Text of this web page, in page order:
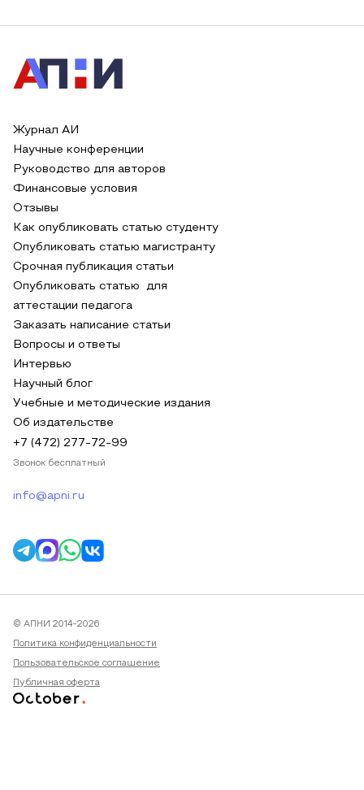
Журнал АИ
Научные конференции
Руководство для авторов
Финансовые условия
Отзывы
Как опубликовать статью студенту
Опубликовать статью магистранту
Срочная публикация статьи
Опубликовать статью для
аттестации педагога
Заказать написание статьи
Вопросы и ответы
Интервью
Научный блог
Учебные и методические издания
Об издательстве
+7 (472) 277-72-99
Звонок бесплатный
info@apni.ru
© АПНИ 2014-2026
Политика конфиденциальности
Пользовательское соглашение
Публичная оферта